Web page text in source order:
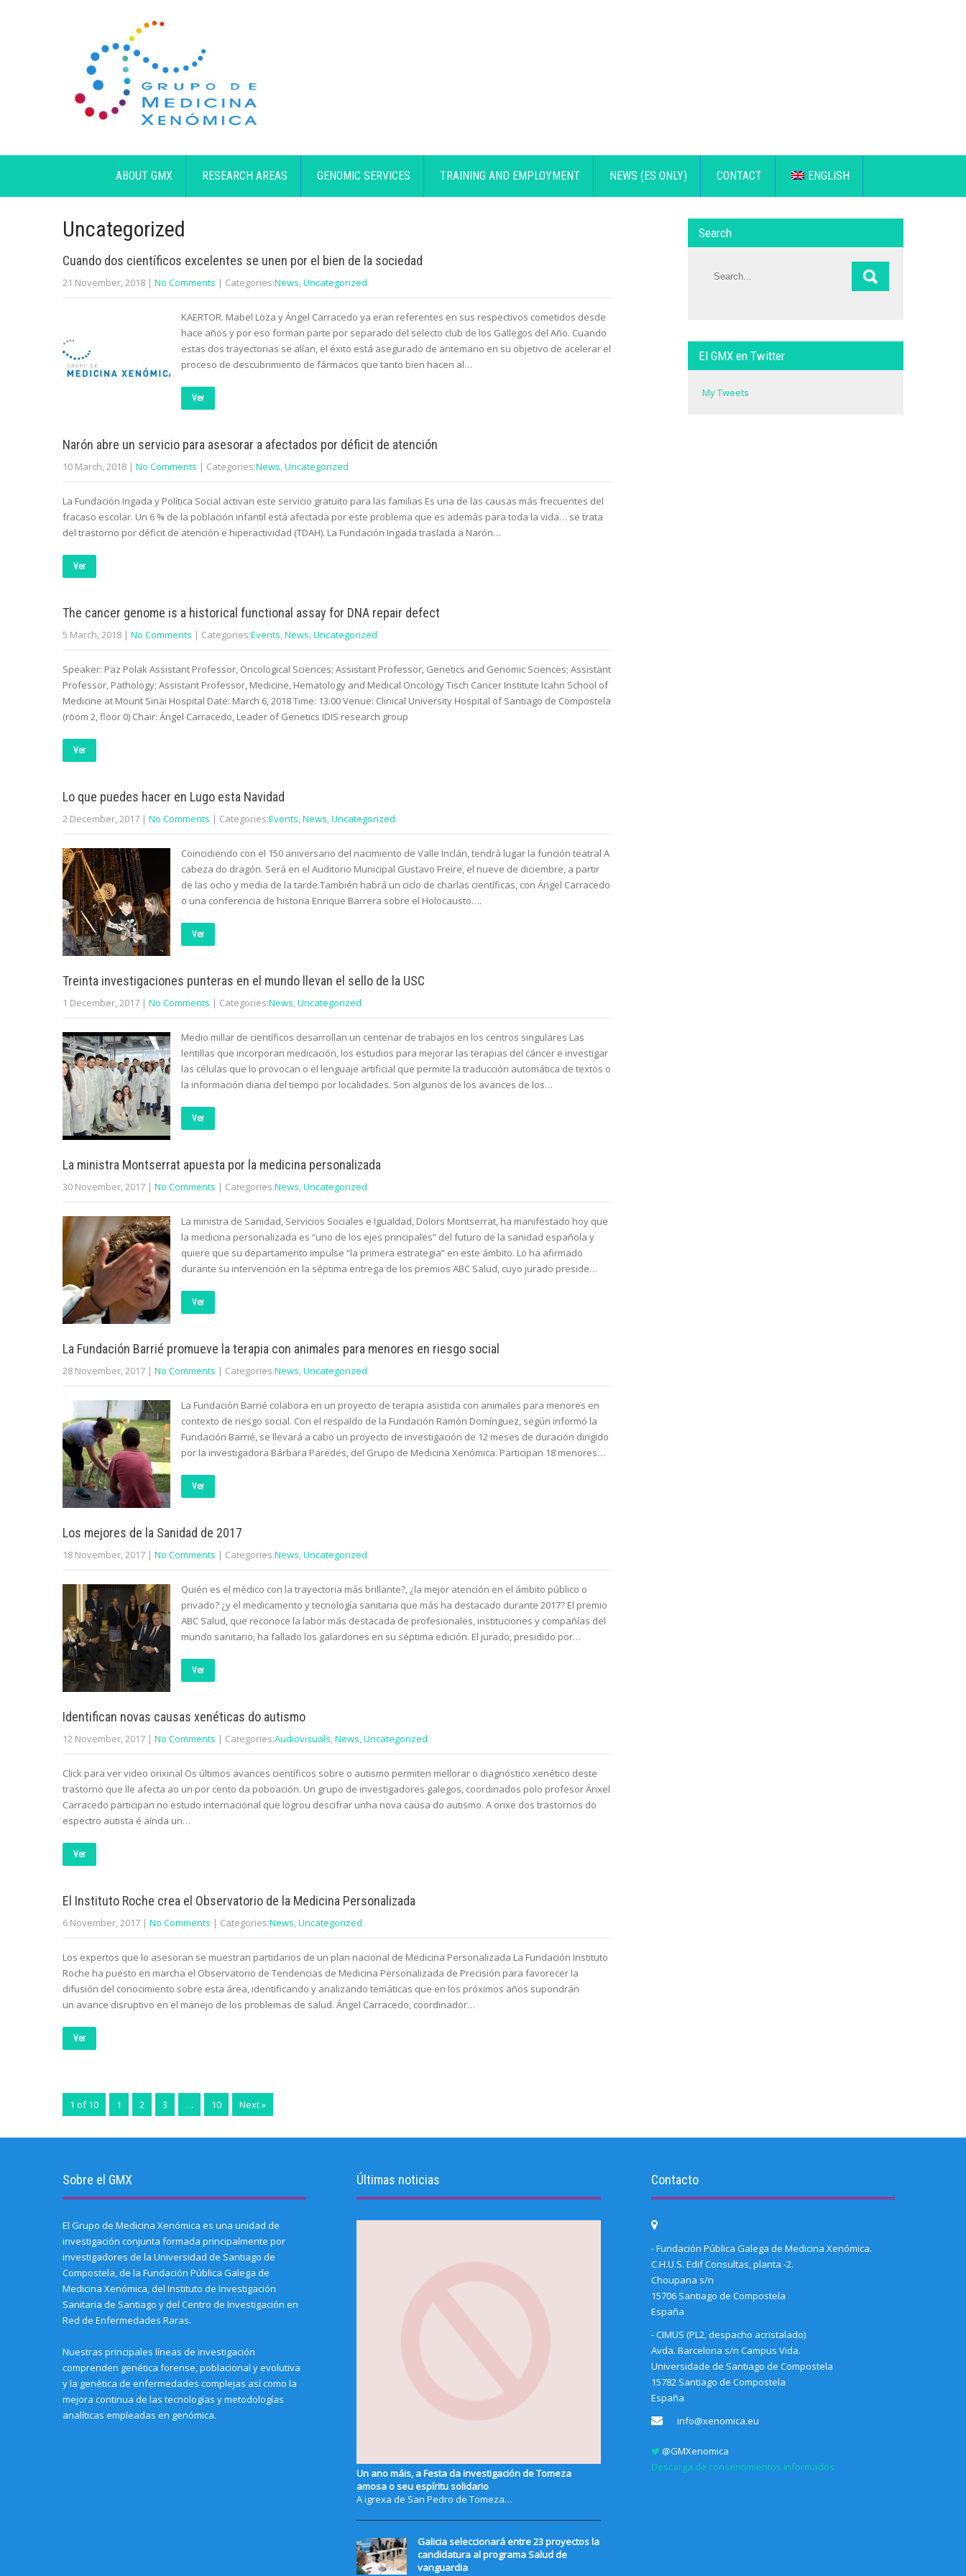
ABOUT GMX RESEARCH AREAS GENOMIC SERVICES TRAINING AND EMPLOYMENT NEWS (ES ONLY) CONTACT ENGLISH
Uncategorized
Cuando dos científicos excelentes se unen por el bien de la sociedad
21 November, 2018 | No Comments | Categories:News,Uncategorized
KAERTOR. Mabel Loza y Ángel Carracedo ya eran referentes en sus respectivos cometidos desde
hace años y por eso forman parte por separado del selecto club de los Gallegos del Año. Cuando
estas dos trayectorias se alían, el éxito está asegurado de antemano en su objetivo de acelerar el
proceso de descubrimiento de fármacos que tanto bien hacen al…
Ver
Narón abre un servicio para asesorar a afectados por déficit de atención
10 March, 2018 | No Comments | Categories:News,Uncategorized
La Fundación Ingada y Política Social activan este servicio gratuito para las familias Es una de las causas más frecuentes del
fracaso escolar. Un 6 % de la población infantil está afectada por este problema que es además para toda la vida… se trata
del trastorno por déficit de atención e hiperactividad (TDAH). La Fundación Ingada traslada a Narón…
Ver
The cancer genome is a historical functional assay for DNA repair defect
5 March, 2018 | No Comments | Categories:Events,News,Uncategorized
Speaker: Paz Polak Assistant Professor, Oncological Sciences; Assistant Professor, Genetics and Genomic Sciences; Assistant
Professor, Pathology; Assistant Professor, Medicine, Hematology and Medical Oncology Tisch Cancer Institute Icahn School of
Medicine at Mount Sinai Hospital Date: March 6, 2018 Time: 13:00 Venue: Clinical University Hospital of Santiago de Compostela
(room 2, floor 0) Chair: Ángel Carracedo, Leader of Genetics IDIS research group
Ver
Lo que puedes hacer en Lugo esta Navidad
2 December, 2017 | No Comments | Categories:Events,News,Uncategorized
Coincidiendo con el 150 aniversario del nacimiento de Valle Inclán, tendrá lugar la función teatral A
cabeza do dragón. Será en el Auditorio Municipal Gustavo Freire, el nueve de diciembre, a partir
de las ocho y media de la tarde.También habrá un ciclo de charlas científicas, con Ángel Carracedo
o una conferencia de historia Enrique Barrera sobre el Holocausto….
Ver
Treinta investigaciones punteras en el mundo llevan el sello de la USC
1 December, 2017 | No Comments | Categories:News,Uncategorized
Medio millar de científicos desarrollan un centenar de trabajos en los centros singulares Las
lentillas que incorporan medicación, los estudios para mejorar las terapias del cáncer e investigar
las células que lo provocan o el lenguaje artificial que permite la traducción automática de textos o
la información diaria del tiempo por localidades. Son algunos de los avances de los…
Ver
La ministra Montserrat apuesta por la medicina personalizada
30 November, 2017 | No Comments | Categories:News,Uncategorized
La ministra de Sanidad, Servicios Sociales e Igualdad, Dolors Montserrat, ha manifestado hoy que
la medicina personalizada es “uno de los ejes principales” del futuro de la sanidad española y
quiere que su departamento impulse “la primera estrategia” en este ámbito. Lo ha afirmado
durante su intervención en la séptima entrega de los premios ABC Salud, cuyo jurado preside…
Ver
La Fundación Barrié promueve la terapia con animales para menores en riesgo social
28 November, 2017 | No Comments | Categories:News,Uncategorized
La Fundación Barrié colabora en un proyecto de terapia asistida con animales para menores en
contexto de riesgo social. Con el respaldo de la Fundación Ramón Domínguez, según informó la
Fundación Barrié, se llevará a cabo un proyecto de investigación de 12 meses de duración dirigido
por la investigadora Bárbara Paredes, del Grupo de Medicina Xenómica. Participan 18 menores…
Ver
Los mejores de la Sanidad de 2017
18 November, 2017 | No Comments | Categories:News,Uncategorized
Quién es el médico con la trayectoria más brillante?, ¿la mejor atención en el ámbito público o
privado? ¿y el medicamento y tecnología sanitaria que más ha destacado durante 2017? El premio
ABC Salud, que reconoce la labor más destacada de profesionales, instituciones y compañías del
mundo sanitario, ha fallado los galardones en su séptima edición. El jurado, presidido por…
Ver
Identifican novas causas xenéticas do autismo
12 November, 2017 | No Comments | Categories:Audiovisuals,News,Uncategorized
Click para ver video orixinal Os últimos avances científicos sobre o autismo permiten mellorar o diagnóstico xenético deste
trastorno que lle afecta ao un por cento da poboación. Un grupo de investigadores galegos, coordinados polo profesor Ánxel
Carracedo participan no estudo internacional que logrou descifrar unha nova causa do autismo. A orixe dos trastornos do
espectro autista é aínda un…
Ver
El Instituto Roche crea el Observatorio de la Medicina Personalizada
6 November, 2017 | No Comments | Categories:News,Uncategorized
Los expertos que lo asesoran se muestran partidarios de un plan nacional de Medicina Personalizada La Fundación Instituto
Roche ha puesto en marcha el Observatorio de Tendencias de Medicina Personalizada de Precisión para favorecer la
difusión del conocimiento sobre esta área, identificando y analizando temáticas que en los próximos años supondrán
un avance disruptivo en el manejo de los problemas de salud. Ángel Carracedo, coordinador…
Ver
1 of 10 1 2 3 … 10 Next »
Search
El GMX en Twitter
My Tweets
Sobre el GMX
El Grupo de Medicina Xenómica es una unidad de
investigación conjunta formada principalmente por
investigadores de la Universidad de Santiago de
Compostela, de la Fundación Pública Galega de
Medicina Xenómica, del Instituto de Investigación
Sanitaria de Santiago y del Centro de Investigación en
Red de Enfermedades Raras.
Nuestras principales líneas de investigación
comprenden genética forense, poblacional y evolutiva
y la genética de enfermedades complejas así como la
mejora continua de las tecnologías y metodologías
analíticas empleadas en genómica.
Últimas noticias
Un ano máis, a Festa da investigación de Tomeza
amosa o seu espíritu solidario
A igrexa de San Pedro de Tomeza…
Galicia seleccionará entre 23 proyectos la
candidatura al programa Salud de
vanguardia
Contacto
- Fundación Pública Galega de Medicina Xenómica.
C.H.U.S. Edif Consultas, planta -2.
Choupana s/n
15706 Santiago de Compostela
España
- CIMUS (PL2, despacho acristalado)
Avda. Barcelona s/n Campus Vida.
Universidade de Santiago de Compostela
15782 Santiago de Compostela
España
info@xenomica.eu
@GMXenomica
Descarga de consentimientos informados